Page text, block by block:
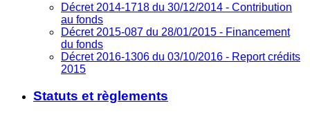
Décret 2014-1718 du 30/12/2014 - Contribution
au fonds
Décret 2015-087 du 28/01/2015 - Financement
du fonds
Décret 2016-1306 du 03/10/2016 - Report crédits
2015
Statuts et règlements